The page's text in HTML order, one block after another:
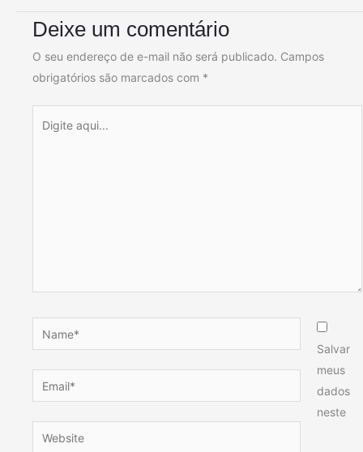
Deixe um comentário
O seu endereço de e-mail não será publicado. Campos
obrigatórios são marcados com *
aqui...
Email*
Website
Salvar
meus
dados
neste